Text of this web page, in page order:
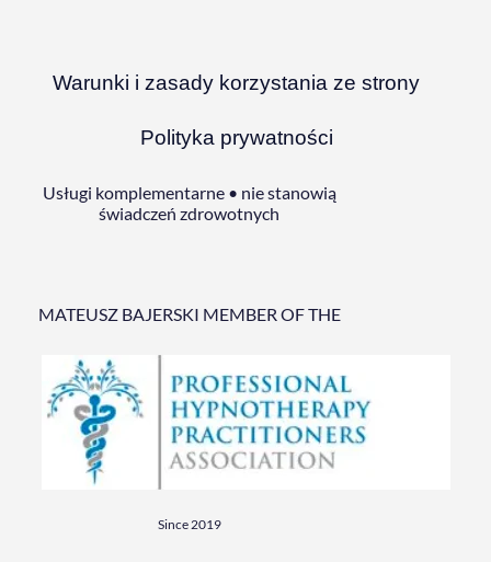
Warunki i zasady korzystania ze strony
Polityka prywatności
Usługi komplementarne • nie stanowią
świadczeń zdrowotnych
MATEUSZ BAJERSKI MEMBER OF THE
Since 2019